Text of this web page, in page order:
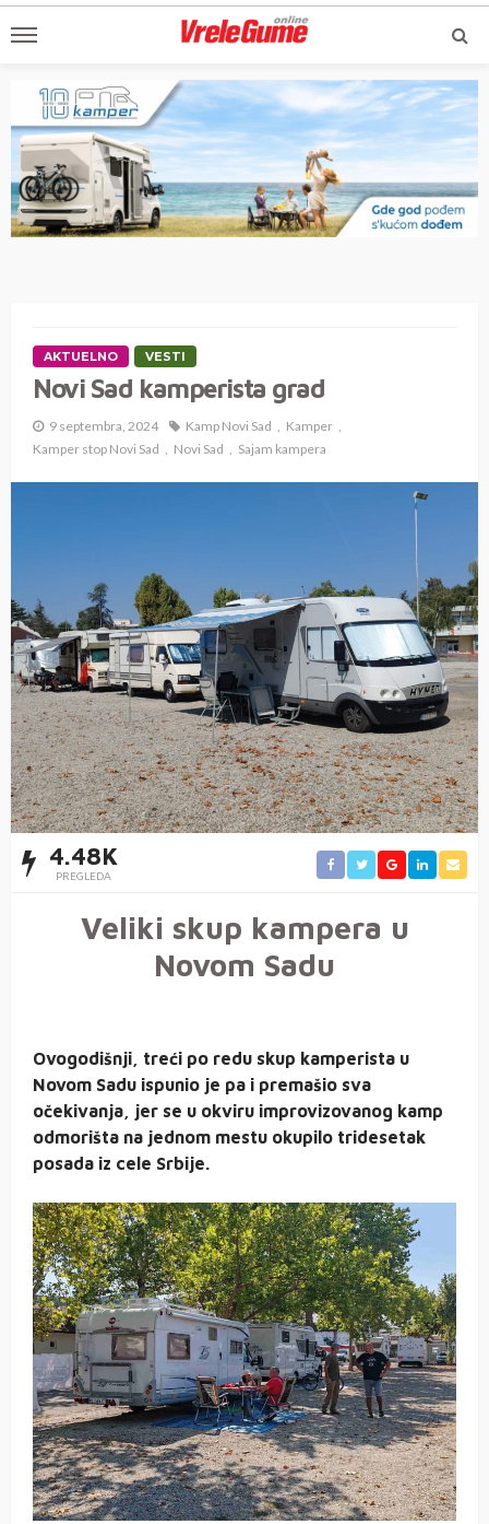
AKTUELNO VESTI
Novi Sad kamperista grad
9 septembra, 2024 Kamp Novi Sad
Kamper
Kamper stop Novi Sad
Novi Sad Sajam kampera
4.48K
PREGLEDA
Veliki skup kampera u
Novom Sadu
Ovogodišnji, treći po redu skup kamperista u
Novom Sadu ispunio je pa i premašio sva
očekivanja, jer se u okviru improvizovanog kamp
odmorišta na jednom mestu okupilo tridesetak
posada iz cele Srbije.